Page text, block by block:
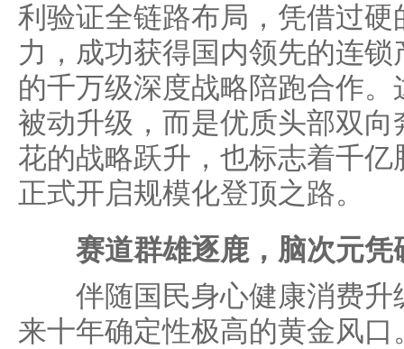
利验证全链路布局，凭借过
力，成功获得国内领先的连
的千万级深度战略陪跑合作
被动升级，而是优质头部双
花的战略跃升，也标志着千
正式开启规模化登顶之路。
赛道群雄逐鹿，脑次元
伴随国民身心健康消费升
来十年确定性极高的黄金风